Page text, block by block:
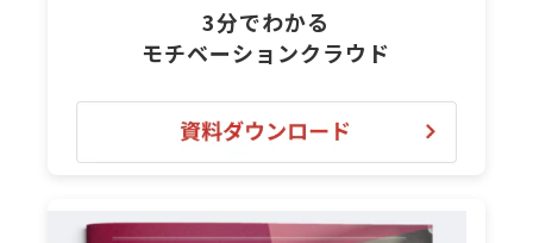
3分でわかる
モチベーションクラウド